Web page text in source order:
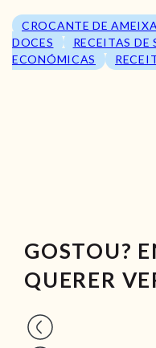
CROCANTE DE
DOCES
RECEITAS DE
ECONÓMICAS
GOSTOU?
QUERER